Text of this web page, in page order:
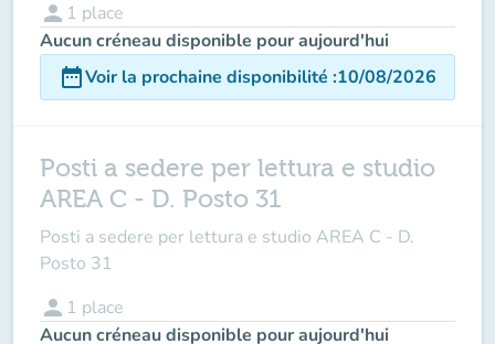
person 1 place
Aucun créneau disponible pour aujourd'hui
date_rangeVoir la prochaine disponibilité :10/08/2026
Posti a sedere per lettura e studio
AREA C - D. Posto 31
Posti a sedere per lettura e studio AREA C - D.
Posto 31
person 1 place
Aucun créneau disponible pour aujourd'hui